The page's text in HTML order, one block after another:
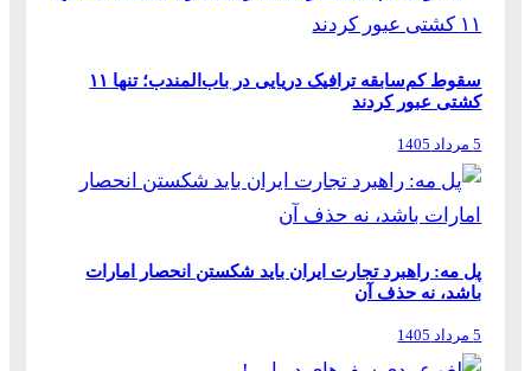
سقوط کم‌سابقه ترافیک دریایی در باب‌المندب؛ تنها ۱۱
کشتی عبور کردند
5 مرداد 1405
پل مه: راهبرد تجارت ایران باید شکستن انحصار امارات
باشد، نه حذف آن
5 مرداد 1405